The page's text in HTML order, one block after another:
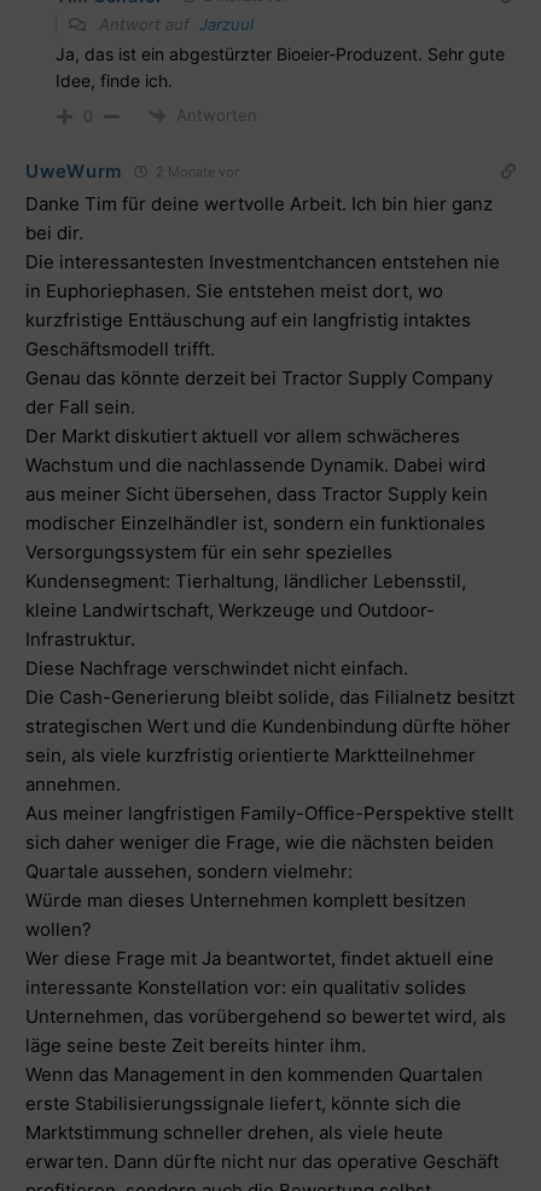
Antwort auf Jarzuul
Ja, das ist ein abgestürzter Bioeier-Produzent. Sehr gute
Idee, finde ich.
0 Antworten
UweWurm 2 Monate vor
Danke Tim für deine wertvolle Arbeit. Ich bin hier ganz
bei dir.
Die interessantesten Investmentchancen entstehen nie
in Euphoriephasen. Sie entstehen meist dort, wo
kurzfristige Enttäuschung auf ein langfristig intaktes
Geschäftsmodell trifft.
Genau das könnte derzeit bei Tractor Supply Company
der Fall sein.
Der Markt diskutiert aktuell vor allem schwächeres
Wachstum und die nachlassende Dynamik. Dabei wird
aus meiner Sicht übersehen, dass Tractor Supply kein
modischer Einzelhändler ist, sondern ein funktionales
Versorgungssystem für ein sehr spezielles
Kundensegment: Tierhaltung, ländlicher Lebensstil,
kleine Landwirtschaft, Werkzeuge und Outdoor-
Infrastruktur.
Diese Nachfrage verschwindet nicht einfach.
Die Cash-Generierung bleibt solide, das Filialnetz besitzt
strategischen Wert und die Kundenbindung dürfte höher
sein, als viele kurzfristig orientierte Marktteilnehmer
annehmen.
Aus meiner langfristigen Family-Office-Perspektive stellt
sich daher weniger die Frage, wie die nächsten beiden
Quartale aussehen, sondern vielmehr:
Würde man dieses Unternehmen komplett besitzen
wollen?
Wer diese Frage mit Ja beantwortet, findet aktuell eine
interessante Konstellation vor: ein qualitativ solides
Unternehmen, das vorübergehend so bewertet wird, als
läge seine beste Zeit bereits hinter ihm.
Wenn das Management in den kommenden Quartalen
erste Stabilisierungssignale liefert, könnte sich die
Marktstimmung schneller drehen, als viele heute
erwarten. Dann dürfte nicht nur das operative Geschäft